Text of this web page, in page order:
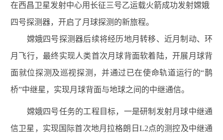
在西昌卫星发射中心用长征三号乙运载火箭成功发射嫦娥
四号探测器，开启了月球探测的新旅程。
嫦娥四号探测器后续将经历地月转移、近月制动、环
月飞行，最终实现人类首次月球背面软着陆，开展月球背
面就位探测及巡视探测，并通过已在使命轨道运行的“鹊
桥”中继星，实现月球背面与地球之间的中继通信。
嫦娥四号任务的工程目标，一是研制发射月球中继通
信卫星，实现国际首次地月拉格朗日L2点的测控及中继通